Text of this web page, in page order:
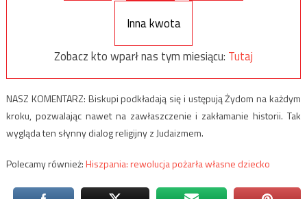
Inna kwota
Zobacz kto wparł nas tym miesiącu: Tutaj
NASZ KOMENTARZ: Biskupi podkładają się i ustępują Żydom na każdym
kroku, pozwalając nawet na zawłaszczenie i zakłamanie historii. Tak
wygląda ten słynny dialog religijny z Judaizmem.
Polecamy również:Hiszpania: rewolucja pożarła własne dziecko